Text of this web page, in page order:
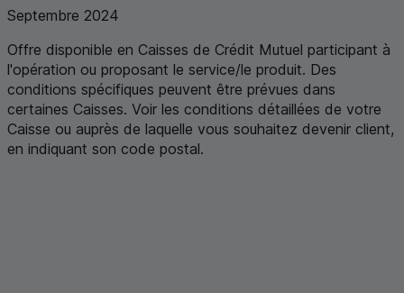
Septembre 2024
Offre disponible en Caisses de Crédit Mutuel participant à
l'opération ou proposant le service/le produit. Des
conditions spécifiques peuvent être prévues dans
certaines Caisses. Voir les conditions détaillées de votre
Caisse ou auprès de laquelle vous souhaitez devenir client,
en indiquant son code postal.